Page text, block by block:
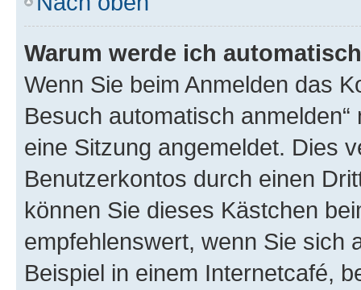
Warum werde ich
Wenn Sie beim Anmelden das
Besuch automatisch
eine Sitzung angemeldet. Dies
Benutzerkontos durch einen
können Sie dieses Kästchen
empfehlenswert, wenn Sie sich
Beispiel in einem Internetcafé,